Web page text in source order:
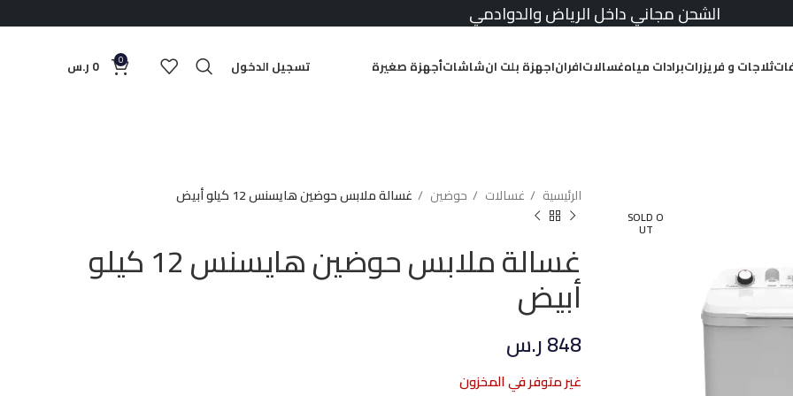
الشحن مجاني داخل الرياض والدوادمي
ثلاجات و فريزراتبرادات مياهغسالاتافراناجهزة بلت انشاشاتأجهزة صغيرة تسجيل الدخول 0
0 ر.س
SOLD O
UT
الرئيسية غسالات حوضين غسالة ملابس حوضين هايسنس 12 كيلو أبيض
غسالة ملابس حوضين هايسنس 12 كيلو
أبيض
848ر.س
غير متوفر في المخزون